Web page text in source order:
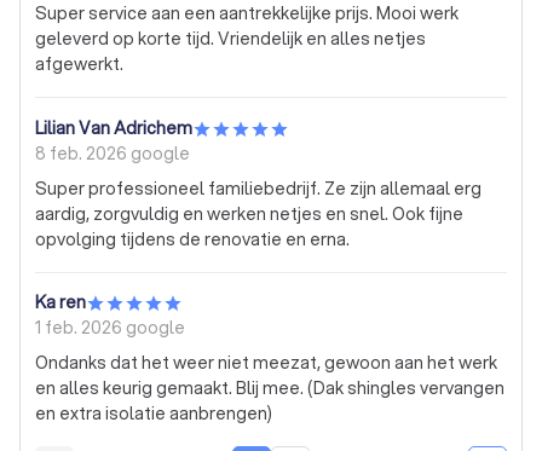
Super service aan een aantrekkelijke prijs. Mooi werk
geleverd op korte tijd. Vriendelijk en alles netjes
afgewerkt.
Lilian Van Adrichem
8 feb. 2026 google
Super professioneel familiebedrijf. Ze zijn allemaal erg
aardig, zorgvuldig en werken netjes en snel. Ook fijne
opvolging tijdens de renovatie en erna.
Ka ren
1 feb. 2026 google
Ondanks dat het weer niet meezat, gewoon aan het werk
en alles keurig gemaakt. Blij mee. (Dak shingles vervangen
en extra isolatie aanbrengen)